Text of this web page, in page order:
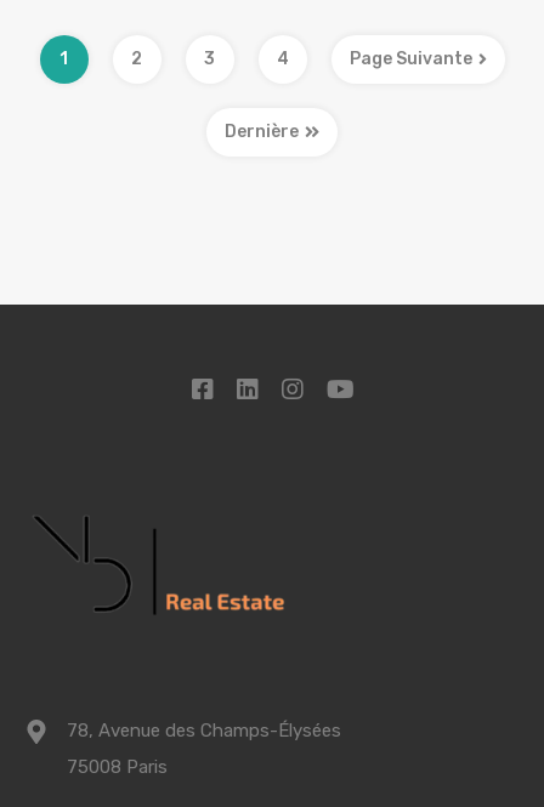
1 2 3 4 Page Suivante
Dernière
78, Avenue des Champs-Élysées
75008 Paris